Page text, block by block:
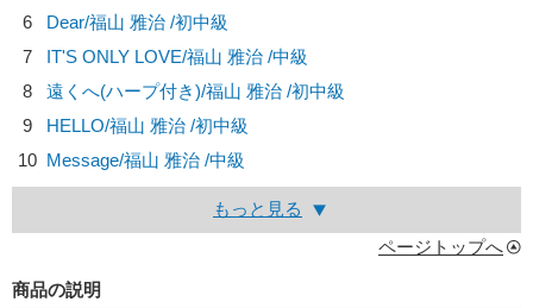
6
Dear/福山 雅治 /初中級
7
IT'S ONLY LOVE/福山 雅治 /中級
8
遠くへ(ハープ付き)/福山 雅治 /初中級
9
HELLO/福山 雅治 /初中級
10 Message/福山 雅治 /中級
もっと見る
ページトップへ
商品の説明